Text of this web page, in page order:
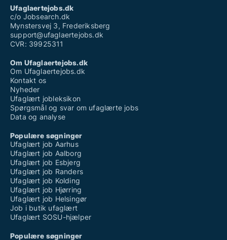
Ufaglært rengøring løn
Vikar ufaglært plejehjem løn
Ufaglaertejobs.dk
c/o Jobsearch.dk
Mynstersvej 3, Frederiksberg
support@ufaglaertejobs.dk
CVR: 39925311
Om Ufaglaertejobs.dk
Om Ufaglaertejobs.dk
Kontakt os
Nyheder
Ufaglært jobleksikon
Spørgsmål og svar om ufaglærte jobs
Data og analyse
Populære søgninger
Ufaglært job Aarhus
Ufaglært job Aalborg
Ufaglært job Esbjerg
Ufaglært job Randers
Ufaglært job Kolding
Ufaglært job Hjørring
Ufaglært job Helsingør
Job i butik ufaglært
Ufaglært SOSU-hjælper
Populære søgninger